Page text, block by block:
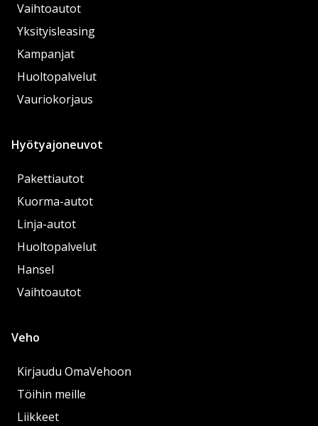
Vaihtoautot
Yksityisleasing
Kampanjat
Huoltopalvelut
Vauriokorjaus
Hyötyajoneuvot
Pakettiautot
Kuorma-autot
Linja-autot
Huoltopalvelut
Hansel
Vaihtoautot
Veho
Kirjaudu OmaVehoon
Töihin meille
Liikkeet